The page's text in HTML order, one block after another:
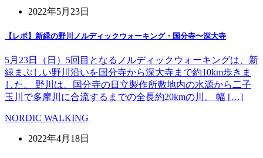
2022年5月23日
【レポ】新緑の野川ノルディックウォーキング・国分寺〜深大寺
5月23日（日）5回目となるノルディックウォーキングは、新
緑まぶしい野川沿いを国分寺から深大寺まで約10km歩きま
した。 野川は、国分寺の日立製作所敷地内の水源から二子
玉川で多摩川に合流するまでの全長約20kmの川。 幅 […]
NORDIC WALKING
2022年4月18日